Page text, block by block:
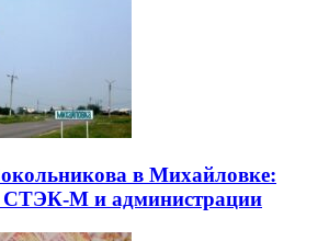
в Михайловке:
СТЭК-М и администрации